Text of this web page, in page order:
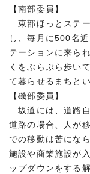
【南部委員】
東部ほっとステ
し、毎月に500名
テーションに来ら
くをぶらぶら歩い
て暮らせるまちと
【磯部委員】
坂道には、道路自
道路の場合、人が
での移動は苦にな
施設や商業施設が
ップダウンをする